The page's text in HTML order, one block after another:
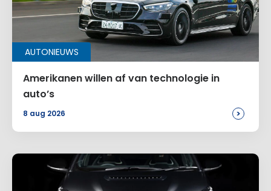
Naam
E-mail*
Site
AUTONIEUWS
Amerikanen willen af van technologie in
auto’s
8 aug 2026 >